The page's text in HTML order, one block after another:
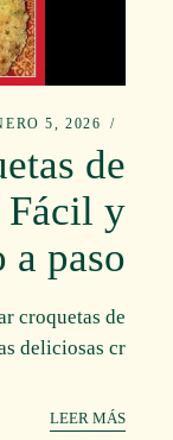
5, 2026
de
Fácil y
a paso
croquetas de
deliciosas cr
LEER MÁS